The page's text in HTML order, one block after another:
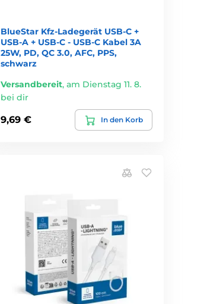
BlueStar Kfz-Ladegerät USB-C +
USB-A + USB-C - USB-C Kabel 3A
25W, PD, QC 3.0, AFC, PPS,
schwarz
Versandbereit,am Dienstag 11. 8.
bei dir
9,69 € In den Korb